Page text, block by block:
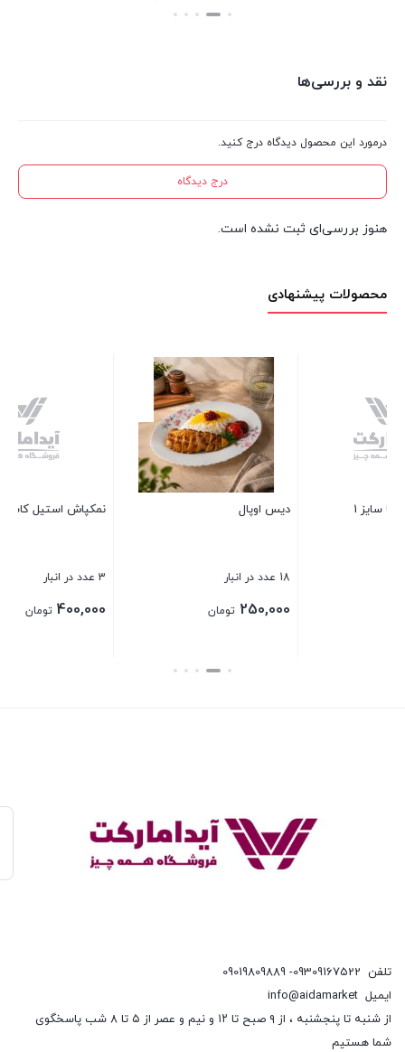
نقد و بررسی‌ها
درمورد این محصول دیدگاه درج کنید.
درج دیدگاه
هنوز بررسی‌ای ثبت نشده است.
محصولات پیشنهادی
نمکپاش استیل کاستلو 4 پارچه
400,000 تومان
110,000
تلفن 09309167522- 09019809889
ایمیل info@aidamarket
از شنبه تا پنجشنبه ، از ۹ صبح تا ۱۲ و نیم و عصر از ۵ تا ۸ شب پاسخگوی
شما هستیم